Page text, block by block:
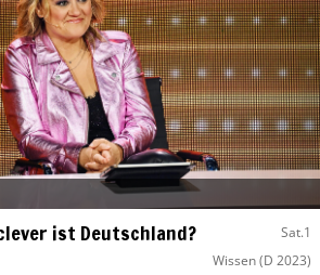
ist Deutschland? Sat.1
Wissen(D 2023)